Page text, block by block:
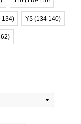
134) YS (134-140)